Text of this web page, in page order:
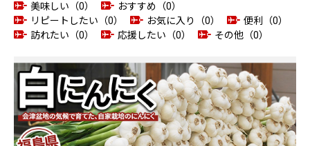
美味しい（0）
おすすめ（0）
リピートしたい（0）
お気に入り（0）
便利（0）
訪れたい（0）
応援したい（0） その他（0）